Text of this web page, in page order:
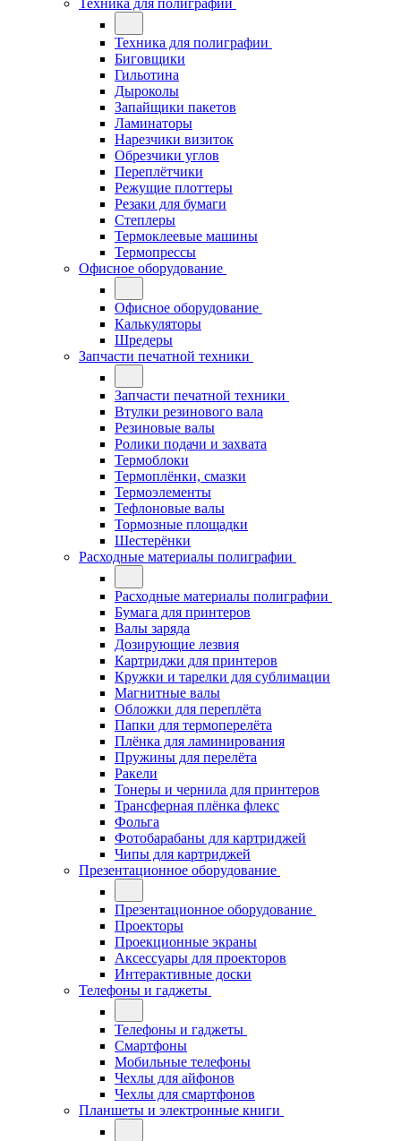
Техника для полиграфии
Техника для полиграфии
Биговщики
Гильотина
Дыроколы
Запайщики пакетов
Ламинаторы
Нарезчики визиток
Обрезчики углов
Переплётчики
Режущие плоттеры
Резаки для бумаги
Степлеры
Термоклеевые машины
Термопрессы
Офисное оборудование
Офисное оборудование
Калькуляторы
Шредеры
Запчасти печатной техники
Запчасти печатной техники
Втулки резинового вала
Резиновые валы
Ролики подачи и захвата
Термоблоки
Термоплёнки, смазки
Термоэлементы
Тефлоновые валы
Тормозные площадки
Шестерёнки
Расходные материалы полиграфии
Расходные материалы полиграфии
Бумага для принтеров
Валы заряда
Дозирующие лезвия
Картриджи для принтеров
Кружки и тарелки для сублимации
Магнитные валы
Обложки для переплёта
Папки для термоперелёта
Плёнка для ламинирования
Пружины для перелёта
Ракели
Тонеры и чернила для принтеров
Трансферная плёнка флекс
Фольга
Фотобарабаны для картриджей
Чипы для картриджей
Презентационное оборудование
Презентационное оборудование
Проекторы
Проекционные экраны
Аксессуары для проекторов
Интерактивные доски
Телефоны и гаджеты
Телефоны и гаджеты
Смартфоны
Мобильные телефоны
Чехлы для айфонов
Чехлы для смартфонов
Планшеты и электронные книги